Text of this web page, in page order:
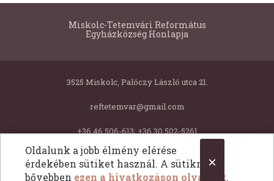
×
Oldalunk a jobb élmény elérése
érdekében sütiket használ. A sütikről
bővebben ezen a hivatkozáson olvashat.
Miskolc-Tetemvári Református
Egyházközség Honlapja
3525 Miskolc, Palóczy László utca 21.
reftetemvar@gmail.com
+36 46 506-613; +36 30 502-5261
Copyright © 2026 Miskolc-Tetemvári Református Egyházközség Honlapja. Minden jog fentartva.
All Rights Reserved.